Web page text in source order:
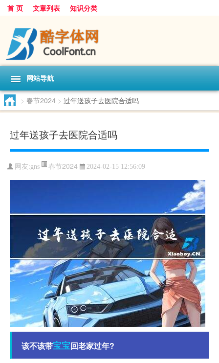
首 页 文章列表 知识分类
网站导航
> 春节2024 > 过年送孩子去医院合适吗
过年送孩子去医院合适吗
网友:gns 春节2024 2024-02-15 12:56:09
该不该带宝宝回老家过年?